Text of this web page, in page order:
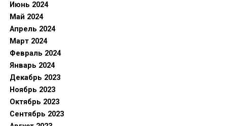
Июнь 2024
Май 2024
Апрель 2024
Март 2024
Февраль 2024
Январь 2024
Декабрь 2023
Ноябрь 2023
Октябрь 2023
Сентябрь 2023